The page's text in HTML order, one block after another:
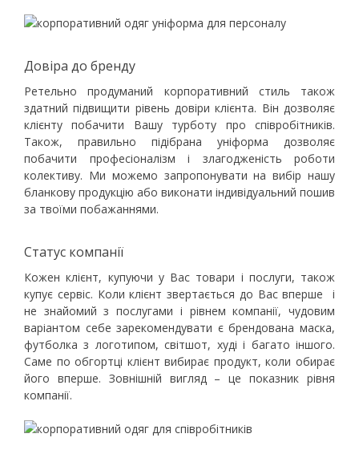
Довіра до бренду
Ретельно продуманий корпоративний стиль також
здатний підвищити рівень довіри клієнта. Він дозволяє
клієнту побачити Вашу турботу про співробітників.
Також, правильно підібрана уніформа дозволяє
побачити професіоналізм і злагодженість роботи
колективу. Ми можемо запропонувати на вибір нашу
бланкову продукцію або виконати індивідуальний пошив
за твоїми побажаннями.
Статус компанії
Кожен клієнт, купуючи у Вас товари і послуги, також
купує сервіс. Коли клієнт звертається до Вас вперше і
не знайомий з послугами і рівнем компанії, чудовим
варіантом себе зарекомендувати є брендована маска,
футболка з логотипом, світшот, худі і багато іншого.
Саме по обгортці клієнт вибирає продукт, коли обирає
його вперше. Зовнішній вигляд – це показник рівня
компанії.